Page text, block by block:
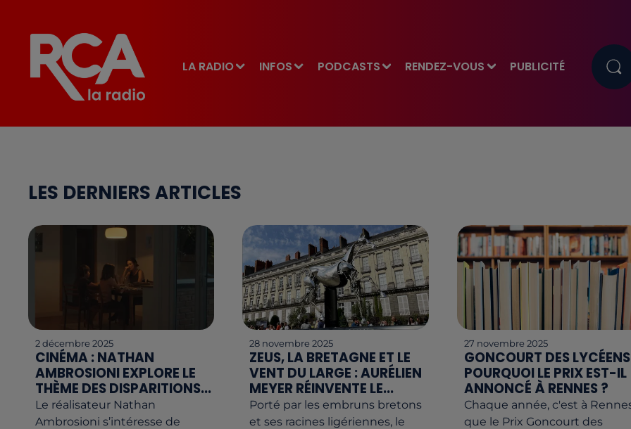
LA RADIO INFOS PODCASTS RENDEZ-VOUS PUBLICITÉ
LES DERNIERS ARTICLES
2 décembre 2025
CINÉMA : NATHAN
AMBROSIONI EXPLORE LE
THÈME DES DISPARITIONS...
Le réalisateur Nathan
Ambrosioni s’intéresse de
28 novembre 2025
ZEUS, LA BRETAGNE ET LE
VENT DU LARGE : AURÉLIEN
MEYER RÉINVENTE LE...
Porté par les embruns bretons
et ses racines ligériennes, le
27 novembre 2025
GONCOURT DES
POURQUOI LE PRIX EST-IL
ANNONCÉ À RENNES ?
Chaque année, c'est à
que le Prix Goncourt des